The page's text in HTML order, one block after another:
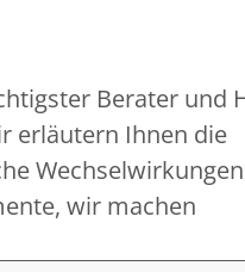
Berater und
erläutern Ihnen die
wir machen
Ihnen die
geben Ihnen gerne